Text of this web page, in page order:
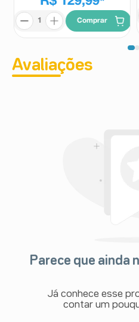
Comprar
Avaliações
Parece que ainda
Já conhece esse
contar um